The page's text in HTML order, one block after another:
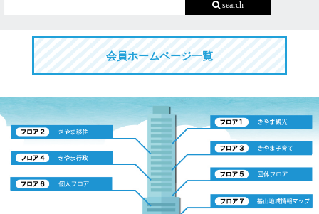
会員ホームページ一覧